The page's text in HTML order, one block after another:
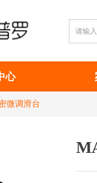
心
微调滑台